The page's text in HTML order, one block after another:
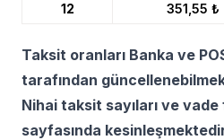
12
351,55 ₺
Taksit oranları Banka ve
tarafından
Nihai taksit sayıları ve
sayfasında